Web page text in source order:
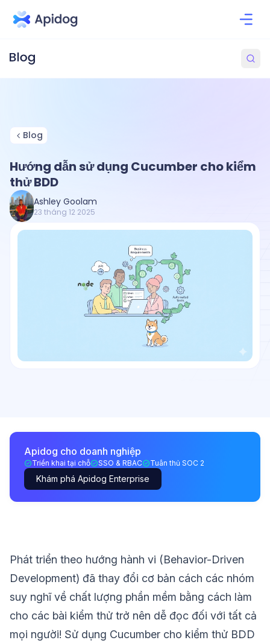
Blog
Hướng dẫn sử dụng Cucumber cho kiểm
thử BDD
Ashley Goolam
23 tháng 12 2025
Apidog cho doanh nghiệp
Triển khai tại chỗ SSO & RBAC Tuân thủ SOC 2
Khám phá Apidog Enterprise
Phát triển theo hướng hành vi (Behavior-Driven
Development) đã thay đổi cơ bản cách các nhóm
suy nghĩ về chất lượng phần mềm bằng cách làm
cho các bài kiểm thử trở nên dễ đọc đối với tất cả
mọi người! Sử dụng Cucumber cho kiểm thử BDD